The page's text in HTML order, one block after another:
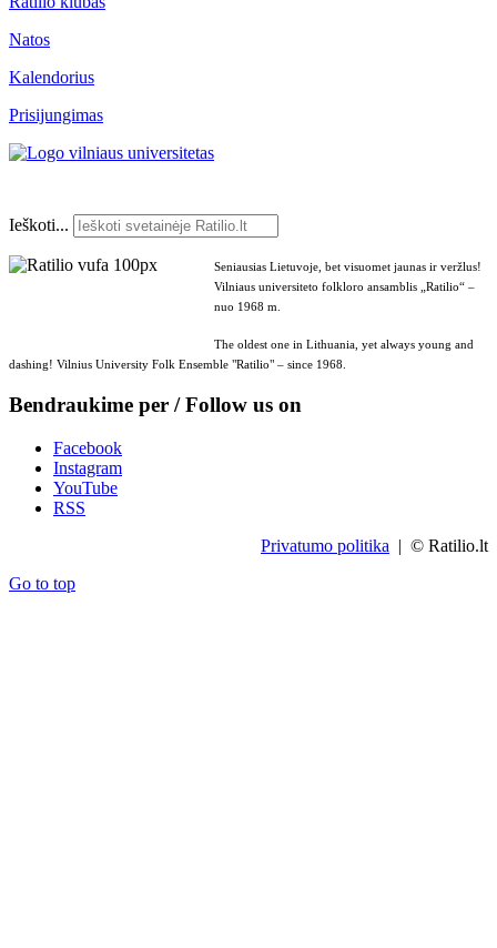
Natos
Kalendorius
Prisijungimas
Ieškoti...
Seniausias Lietuvoje, bet visuomet jaunas ir veržlus!
Vilniaus universiteto folkloro ansamblis „Ratilio“ –
nuo 1968 m.
The oldest one in Lithuania, yet always young and
dashing! Vilnius University Folk Ensemble "Ratilio" – since 1968.
Bendraukime per / Follow us on
Facebook
Instagram
YouTube
RSS
Privatumo politika | © Ratilio.lt
Go to top